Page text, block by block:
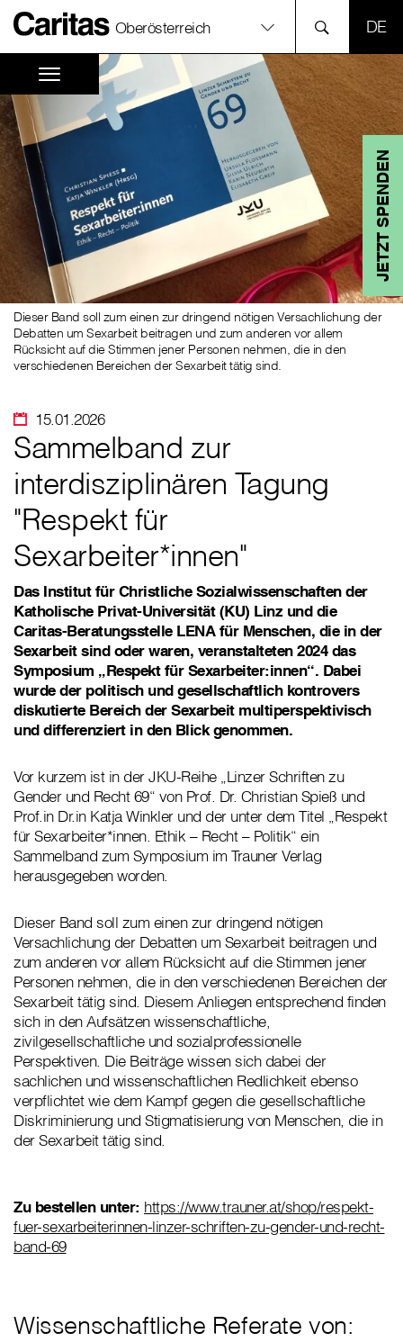
Oberösterreich
JETZT SPENDEN
15.01.2026
Dieser Band soll zum einen zur dringend nötigen Versachlichung der
Debatten um Sexarbeit beitragen und zum anderen vor allem
Rücksicht auf die Stimmen jener Personen nehmen, die in den
verschiedenen Bereichen der Sexarbeit tätig sind.
Sammelband zur
interdisziplinären Tagung
"Respekt für
Sexarbeiter*innen"
Das Institut für Christliche Sozialwissenschaften der
Katholische Privat-Universität (KU) Linz und die
Caritas-Beratungsstelle LENA für Menschen, die in der
Sexarbeit sind oder waren, veranstalteten 2024 das
Symposium „Respekt für Sexarbeiter:innen“. Dabei
wurde der politisch und gesellschaftlich kontrovers
diskutierte Bereich der Sexarbeit multiperspektivisch
und differenziert in den Blick genommen.
Vor kurzem ist in der JKU-Reihe „Linzer Schriften zu
Gender und Recht 69“ von Prof. Dr. Christian Spieß und
Prof.in Dr.in Katja Winkler und der unter dem Titel „Respekt
für Sexarbeiter*innen. Ethik – Recht – Politik“ ein
Sammelband zum Symposium im Trauner Verlag
herausgegeben worden.
Dieser Band soll zum einen zur dringend nötigen
Versachlichung der Debatten um Sexarbeit beitragen und
zum anderen vor allem Rücksicht auf die Stimmen jener
Personen nehmen, die in den verschiedenen Bereichen der
Sexarbeit tätig sind. Diesem Anliegen entsprechend finden
sich in den Aufsätzen wissenschaftliche,
zivilgesellschaftliche und sozialprofessionelle
Perspektiven. Die Beiträge wissen sich dabei der
sachlichen und wissenschaftlichen Redlichkeit ebenso
verpflichtet wie dem Kampf gegen die gesellschaftliche
Diskriminierung und Stigmatisierung von Menschen, die in
der Sexarbeit tätig sind.
Zu bestellen unter: https://www.trauner.at/shop/respekt-
fuer-sexarbeiterinnen-linzer-schriften-zu-gender-und-recht-
band-69
Wissenschaftliche Referate von: